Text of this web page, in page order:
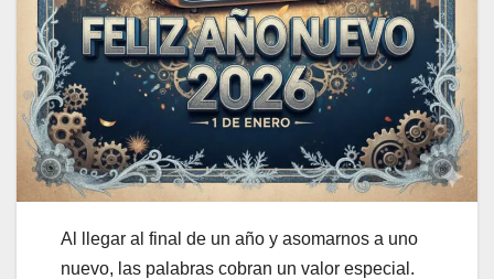
Al llegar al final de un año y asomarnos a uno
nuevo, las palabras cobran un valor especial.